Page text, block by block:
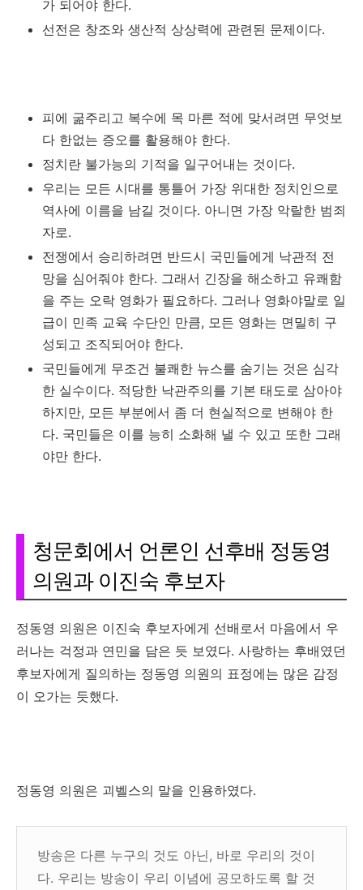
가 되어야 한다.
선전은 창조와 생산적 상상력에 관련된 문제이다.
피에 굶주리고 복수에 목 마른 적에 맞서려면 무엇보
다 한없는 증오를 활용해야 한다.
정치란 불가능의 기적을 일구어내는 것이다.
우리는 모든 시대를 통틀어 가장 위대한 정치인으로
역사에 이름을 남길 것이다. 아니면 가장 악랄한 범죄
자로.
전쟁에서 승리하려면 반드시 국민들에게 낙관적 전
망을 심어줘야 한다. 그래서 긴장을 해소하고 유쾌함
을 주는 오락 영화가 필요하다. 그러나 영화야말로 일
급이 민족 교육 수단인 만큼, 모든 영화는 면밀히 구
성되고 조직되어야 한다.
국민들에게 무조건 불쾌한 뉴스를 숨기는 것은 심각
한 실수이다. 적당한 낙관주의를 기본 태도로 삼아야
하지만, 모든 부분에서 좀 더 현실적으로 변해야 한
다. 국민들은 이를 능히 소화해 낼 수 있고 또한 그래
야만 한다.
청문회에서 언론인 선후배 정동영
의원과 이진숙 후보자
정동영 의원은 이진숙 후보자에게 선배로서 마음에서 우
러나는 걱정과 연민을 담은 듯 보였다. 사랑하는 후배였던
후보자에게 질의하는 정동영 의원의 표정에는 많은 감정
이 오가는 듯했다.
정동영 의원은 괴벨스의 말을 인용하였다.
방송은 다른 누구의 것도 아닌, 바로 우리의 것이
다. 우리는 방송이 우리 이념에 공모하도록 할 것